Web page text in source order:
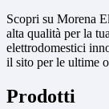
87,90 €.
Scopri su Morena
alta qualità per la
elettrodomestici
il sito per le ultime
Prodotti